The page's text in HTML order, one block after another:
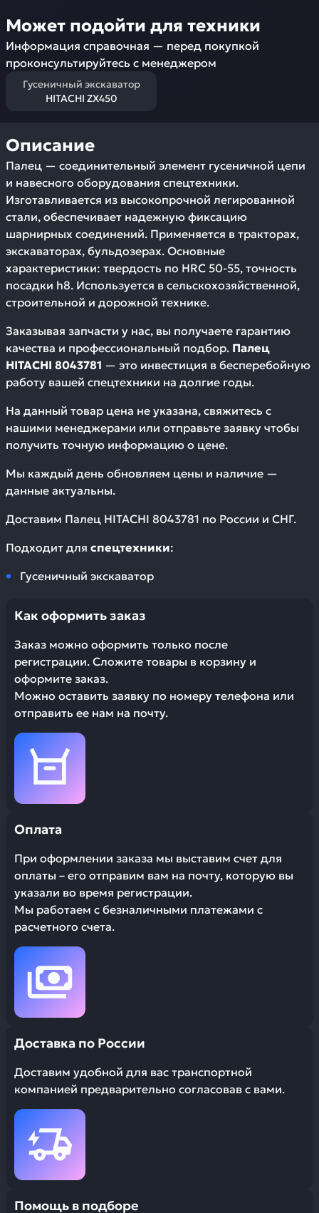
Может подойти для техники
Информация справочная — перед покупкой
проконсультируйтесь с менеджером
Гусеничный экскаватор
HITACHI ZX450
Описание
Палец — соединительный элемент гусеничной цепи
и навесного оборудования спецтехники.
Изготавливается из высокопрочной легированной
стали, обеспечивает надежную фиксацию
шарнирных соединений. Применяется в тракторах,
экскаваторах, бульдозерах. Основные
характеристики: твердость по HRC 50-55, точность
посадки h8. Используется в сельскохозяйственной,
строительной и дорожной технике.
Заказывая запчасти у нас, вы получаете гарантию
качества и профессиональный подбор. Палец
HITACHI 8043781 — это инвестиция в бесперебойную
работу вашей спецтехники на долгие годы.
На данный товар цена не указана, свяжитесь с
нашими менеджерами или отправьте заявку чтобы
получить точную информацию о цене.
Мы каждый день обновляем цены и наличие —
данные актуальны.
Доставим Палец HITACHI 8043781 по России и СНГ.
Подходит для спецтехники:
Гусеничный экскаватор
Как оформить заказ
Заказ можно оформить только после
регистрации. Сложите товары в корзину и
оформите заказ.
Можно оставить заявку по номеру телефона или
отправить ее нам на почту.
Оплата
При оформлении заказа мы выставим счет для
оплаты – его отправим вам на почту, которую вы
указали во время регистрации.
Мы работаем с безналичными платежами с
расчетного счета.
Доставка по России
Доставим удобной для вас транспортной
компанией предварительно согласовав с вами.
Помощь в подборе